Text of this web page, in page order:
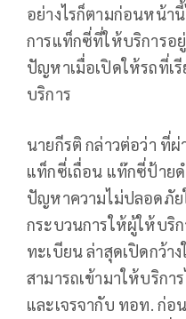
อย่างไรก็ตามก่อนหน้า
การแท็กซี่ที่ให้บริการอ
ปัญหาเมื่อเปิดให้รถที่เ
บริการ
นายกีรติ กล่าวต่อว่า ที่
แท็กซี่เถื่อน แท๊กซี่ป้าย
ปัญหาความไม่ปลอดภัย
กระบวนการให้ผู้ให้บริ
ทะเบียน ล่าสุดเปิดกว้า
สามารถเข้ามาให้บริกา
และเจรจากับ ทอท. ก่